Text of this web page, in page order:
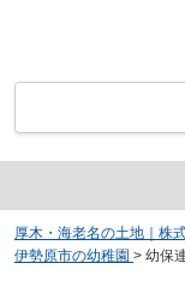
厚木・海老名の土地｜株
伊勢原市の幼稚園 > 幼保